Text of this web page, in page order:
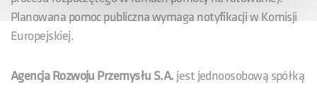
Planowana pomoc publiczna wymaga notyfikacji w Komisji
Europejskiej.
Agencja Rozwoju Przemysłu S.A. jest jednoosobową spółką